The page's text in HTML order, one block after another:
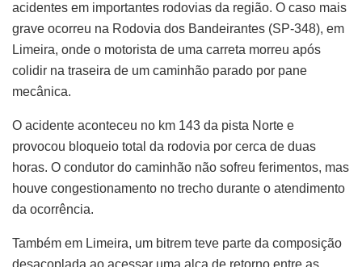
acidentes em importantes rodovias da região. O caso mais
grave ocorreu na Rodovia dos Bandeirantes (SP-348), em
Limeira, onde o motorista de uma carreta morreu após
colidir na traseira de um caminhão parado por pane
mecânica.
O acidente aconteceu no km 143 da pista Norte e
provocou bloqueio total da rodovia por cerca de duas
horas. O condutor do caminhão não sofreu ferimentos, mas
houve congestionamento no trecho durante o atendimento
da ocorrência.
Também em Limeira, um bitrem teve parte da composição